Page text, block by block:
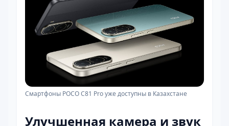
Смартфоны POCO C81 Pro уже доступны в Казахстане
Улучшенная камера и звук